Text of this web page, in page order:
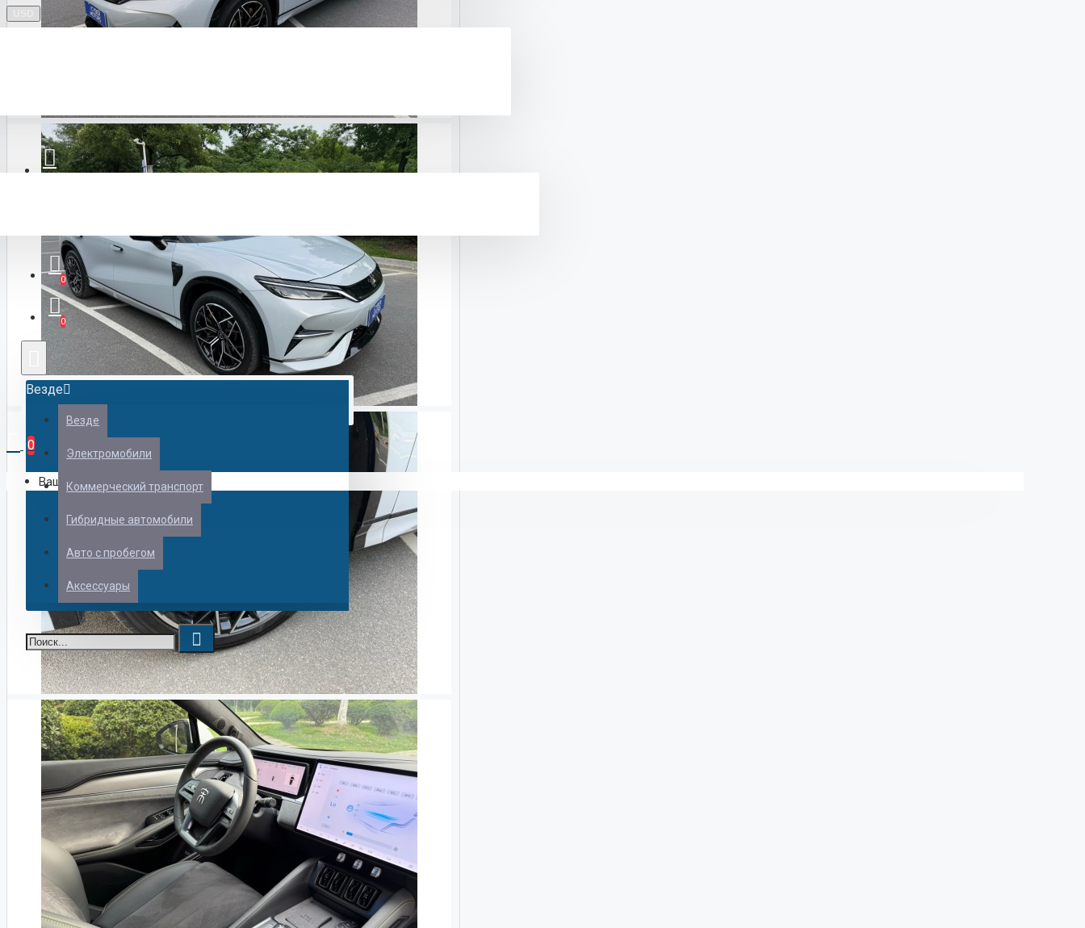
GAC
Rox
ZEEKR
Leopard
Avatr
0
0
Везде
Везде
Электромобили
Коммерческий транспорт
Гибридные автомобили
Авто с пробегом
Аксессуары
0
Ваш кошик порожній!